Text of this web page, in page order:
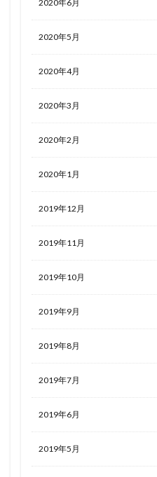
2020年6月
2020年5月
2020年4月
2020年3月
2020年2月
2020年1月
2019年12月
2019年11月
2019年10月
2019年9月
2019年8月
2019年7月
2019年6月
2019年5月